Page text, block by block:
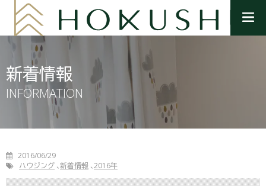
ニ
新着情報
INFORMATION
2016/06/29
ハウジング 新着情報 2016年